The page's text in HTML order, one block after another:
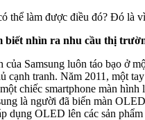
thể làm được điều đó? Đó là
biết nhìn ra nhu cầu thị
Samsung luôn táo bạo ở
cạnh tranh. Năm 2011, một
chiếc smartphone màn
là người đã biến màn
dụng OLED lên các sản